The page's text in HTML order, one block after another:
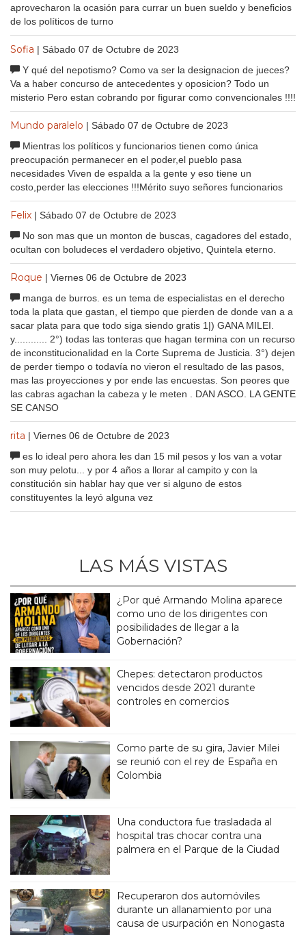
aprovecharon la ocasión para currar un buen sueldo y beneficios
de los políticos de turno
Sofia | Sábado 07 de Octubre de 2023
Y qué del nepotismo? Como va ser la designacion de jueces?
Va a haber concurso de antecedentes y oposicion? Todo un
misterio Pero estan cobrando por figurar como convencionales !!!!
Mundo paralelo | Sábado 07 de Octubre de 2023
Mientras los políticos y funcionarios tienen como única
preocupación permanecer en el poder,el pueblo pasa
necesidades Viven de espalda a la gente y eso tiene un
costo,perder las elecciones !!!Mérito suyo señores funcionarios
Felix | Sábado 07 de Octubre de 2023
No son mas que un monton de buscas, cagadores del estado,
ocultan con boludeces el verdadero objetivo, Quintela eterno.
Roque | Viernes 06 de Octubre de 2023
manga de burros. es un tema de especialistas en el derecho
toda la plata que gastan, el tiempo que pierden de donde van a a
sacar plata para que todo siga siendo gratis 1|) GANA MILEI.
y............ 2°) todas las tonteras que hagan termina con un recurso
de inconstitucionalidad en la Corte Suprema de Justicia. 3°) dejen
de perder tiempo o todavía no vieron el resultado de las pasos,
mas las proyecciones y por ende las encuestas. Son peores que
las cabras agachan la cabeza y le meten . DAN ASCO. LA GENTE
SE CANSO
rita | Viernes 06 de Octubre de 2023
es lo ideal pero ahora les dan 15 mil pesos y los van a votar
son muy pelotu... y por 4 años a llorar al campito y con la
constitución sin hablar hay que ver si alguno de estos
constituyentes la leyó alguna vez
LAS MÁS VISTAS
¿Por qué Armando Molina aparece
como uno de los dirigentes con
posibilidades de llegar a la
Gobernación?
Chepes: detectaron productos
vencidos desde 2021 durante
controles en comercios
Como parte de su gira, Javier Milei
se reunió con el rey de España en
Colombia
Una conductora fue trasladada al
hospital tras chocar contra una
palmera en el Parque de la Ciudad
Recuperaron dos automóviles
durante un allanamiento por una
causa de usurpación en Nonogasta